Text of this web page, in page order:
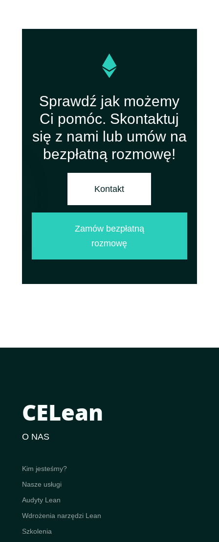

Sprawdź jak możemy
Ci pomóc. Skontaktuj
się z nami lub umów na
bezpłatną rozmowę!
Kontakt
Zamów bezpłatną
rozmowę
CELean
O NAS
Kim jesteśmy?
Nasze usługi
Audyty Lean
Wdrożenia narzędzi Lean
Szkolenia